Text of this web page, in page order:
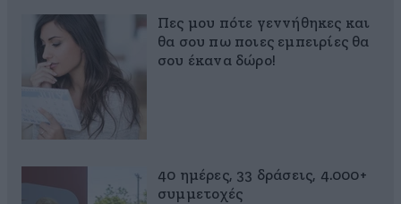
Πες μου πότε γεννήθηκες και
θα σου πω ποιες εμπειρίες θα
σου έκανα δώρο!
40 ημέρες, 33 δράσεις, 4.000+
συμμετοχές